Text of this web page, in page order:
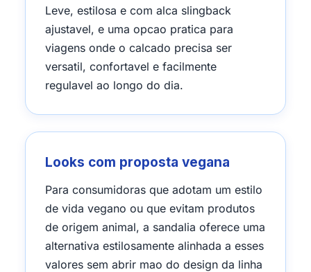
Leve, estilosa e com alca slingback
ajustavel, e uma opcao pratica para
viagens onde o calcado precisa ser
versatil, confortavel e facilmente
regulavel ao longo do dia.
Looks com proposta vegana
Para consumidoras que adotam um estilo
de vida vegano ou que evitam produtos
de origem animal, a sandalia oferece uma
alternativa estilosamente alinhada a esses
valores sem abrir mao do design da linha